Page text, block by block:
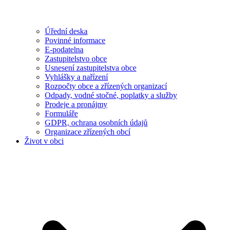
Úřední deska
Povinné informace
E-podatelna
Zastupitelstvo obce
Usnesení zastupitelstva obce
Vyhlášky a nařízení
Rozpočty obce a zřízených organizací
Odpady, vodné stočné, poplatky a služby
Prodeje a pronájmy
Formuláře
GDPR, ochrana osobních údajů
Organizace zřízených obcí
Život v obci